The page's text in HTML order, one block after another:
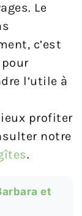
Le
c’est
l’utile à
profiter
notre
.
et